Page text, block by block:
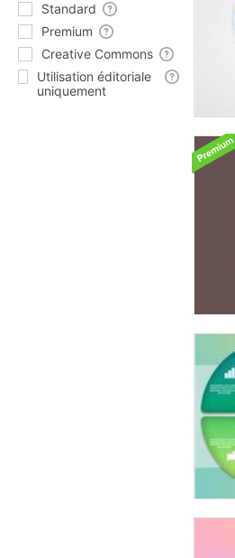
Standard
Premium
Creative Commons
Utilisation éditoriale
uniquement